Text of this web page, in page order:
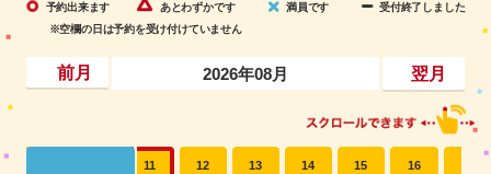
予約出来ます あとわずかです 満員です
受付終了しました
※空欄の日は予約を受け付けていません
2026年08月
11 12 13 14 15 16